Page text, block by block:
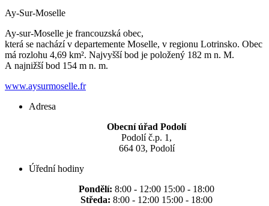
Ay-Sur-Moselle
Ay-sur-Moselle je francouzská obec,
která se nachází v departemente Moselle, v regionu Lotrinsko. Obec
má rozlohu 4,69 km². Najvyšší bod je položený 182 m n. M.
A najnižší bod 154 m n. m.
www.aysurmoselle.fr
Adresa
Obecní úřad Podolí
Podolí č.p. 1,
664 03, Podolí
Úřední hodiny
Pondělí: 8:00 - 12:00 15:00 - 18:00
Středa: 8:00 - 12:00 15:00 - 18:00